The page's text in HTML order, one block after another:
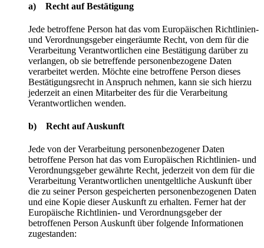
a) Recht auf Bestätigung
Jede betroffene Person hat das vom Europäischen Richtlinien-
und Verordnungsgeber eingeräumte Recht, von dem für die
Verarbeitung Verantwortlichen eine Bestätigung darüber zu
verlangen, ob sie betreffende personenbezogene Daten
verarbeitet werden. Möchte eine betroffene Person dieses
Bestätigungsrecht in Anspruch nehmen, kann sie sich hierzu
jederzeit an einen Mitarbeiter des für die Verarbeitung
Verantwortlichen wenden.
b) Recht auf Auskunft
Jede von der Verarbeitung personenbezogener Daten
betroffene Person hat das vom Europäischen Richtlinien- und
Verordnungsgeber gewährte Recht, jederzeit von dem für die
Verarbeitung Verantwortlichen unentgeltliche Auskunft über
die zu seiner Person gespeicherten personenbezogenen Daten
und eine Kopie dieser Auskunft zu erhalten. Ferner hat der
Europäische Richtlinien- und Verordnungsgeber der
betroffenen Person Auskunft über folgende Informationen
zugestanden: